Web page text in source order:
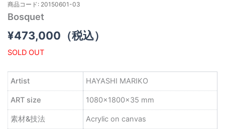
商品コード: 20150601-03
Bosquet
¥473,000 （税込）
SOLD OUT
Artist HAYASHI MARIKO
ART size 1080×1800×35 mm
素材&技法 Acrylic on canvas